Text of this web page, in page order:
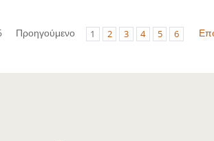
Προηγούμενο 1 2 3 4 5 6